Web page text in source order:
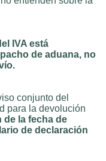
IVA está
de aduana, no
conjunto del
para la devolución
de la fecha de
de declaración